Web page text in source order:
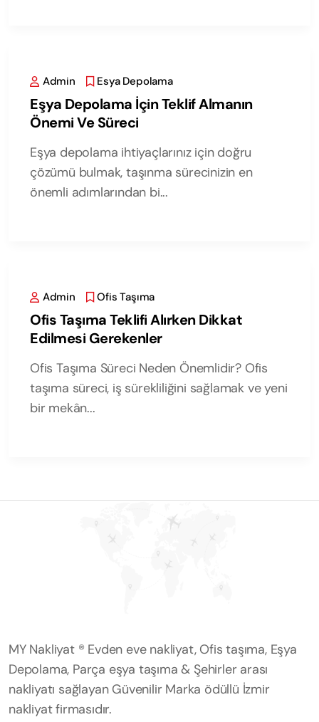
Admin Esya Depolama
Eşya Depolama İçin Teklif Almanın
Önemi Ve Süreci
Eşya depolama ihtiyaçlarınız için doğru
çözümü bulmak, taşınma sürecinizin en
önemli adımlarından bi...
Admin Ofis Taşıma
Ofis Taşıma Teklifi Alırken Dikkat
Edilmesi Gerekenler
Ofis Taşıma Süreci Neden Önemlidir? Ofis
taşıma süreci, iş sürekliliğini sağlamak ve yeni
bir mekân...
MY Nakliyat ® Evden eve nakliyat, Ofis taşıma, Eşya
Depolama, Parça eşya taşıma & Şehirler arası
nakliyatı sağlayan Güvenilir Marka ödüllü İzmir
nakliyat firmasıdır.